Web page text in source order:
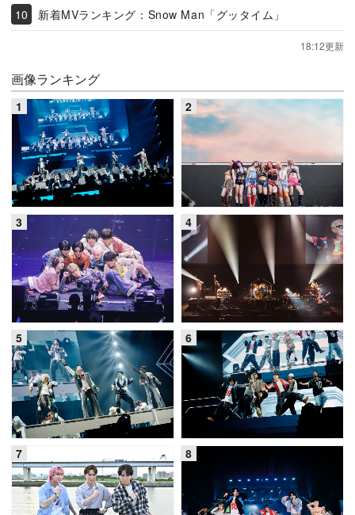
新着MVランキング：Snow Man「グッタイム」
18:12更新
画像ランキング